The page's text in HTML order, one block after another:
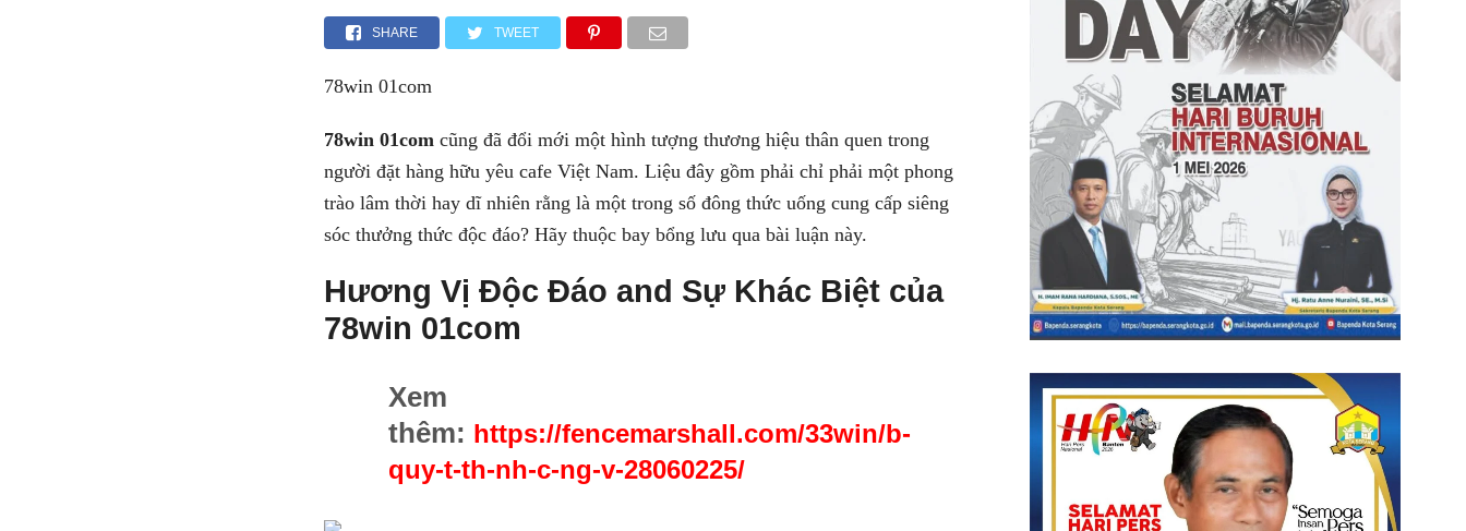
SHARE TWEET
78win 01com
78win 01com cũng đã đổi mới một hình tượng thương hiệu thân quen trong
người đặt hàng hữu yêu cafe Việt Nam. Liệu đây gồm phải chỉ phải một phong
trào lâm thời hay dĩ nhiên rằng là một trong số đông thức uống cung cấp siêng
sóc thưởng thức độc đáo? Hãy thuộc bay bổng lưu qua bài luận này.
Hương Vị Độc Đáo and Sự Khác Biệt của
78win 01com
Xem
thêm: https://fencemarshall.com/33win/b-
quy-t-th-nh-c-ng-v-28060225/